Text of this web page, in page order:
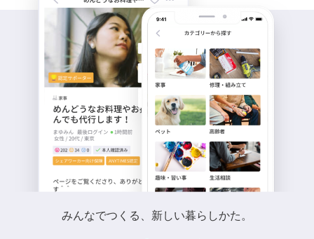
みんなでつくる、新しい暮らしかた。